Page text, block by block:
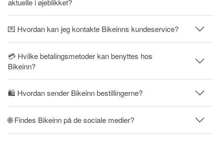
aktuelle i øjeblikket?
💌 Hvordan kan jeg kontakte Bikeinns kundeservice?
💳 Hvilke betalingsmetoder kan benyttes hos
Bikeinn?
🛍 Hvordan sender Bikeinn bestillingerne?
🌐 Findes Bikeinn på de sociale medier?